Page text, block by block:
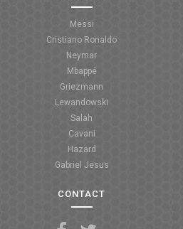
Messi
Cristiano Ronaldo
Neymar
Mbappé
Griezmann
Lewandowski
Salah
Cavani
Hazard
Gabriel Jesus
CONTACT